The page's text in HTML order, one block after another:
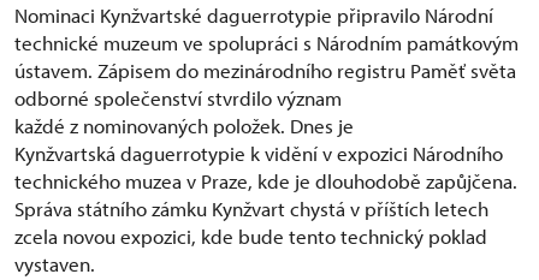
Nominaci Kynžvartské daguerrotypie připravilo Národní
technické muzeum ve spolupráci s Národním památkovým
ústavem. Zápisem do mezinárodního registru Paměť světa
odborné společenství stvrdilo význam
každé z nominovaných položek. Dnes je
Kynžvartská daguerrotypie k vidění v expozici Národního
technického muzea v Praze, kde je dlouhodobě zapůjčena.
Správa státního zámku Kynžvart chystá v příštích letech
zcela novou expozici, kde bude tento technický poklad
vystaven.